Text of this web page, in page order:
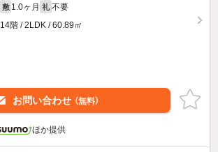
敷 1.0ヶ月 礼 不要
14階 / 2LDK / 60.89㎡
お問い合わせ （無料）
ほか提供